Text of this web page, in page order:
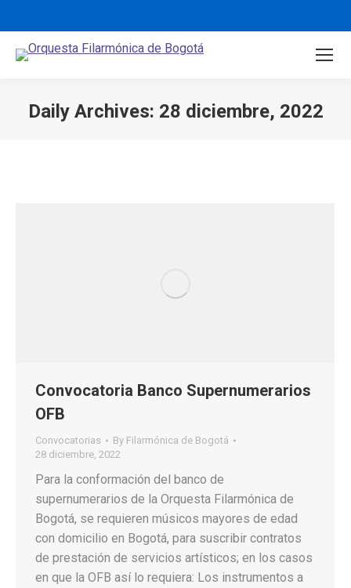
Daily Archives: 28 diciembre, 2022
Convocatoria Banco Supernumerarios
OFB
Convocatorias By Filarmónica de Bogotá
28 diciembre, 2022
Para la conformación del banco de
supernumerarios de la Orquesta Filarmónica de
Bogotá, se requieren músicos mayores de edad
con domicilio en Bogotá, para suscribir contratos
de prestación de servicios artísticos; en los casos
en que la OFB así lo requiera: Los instrumentos a